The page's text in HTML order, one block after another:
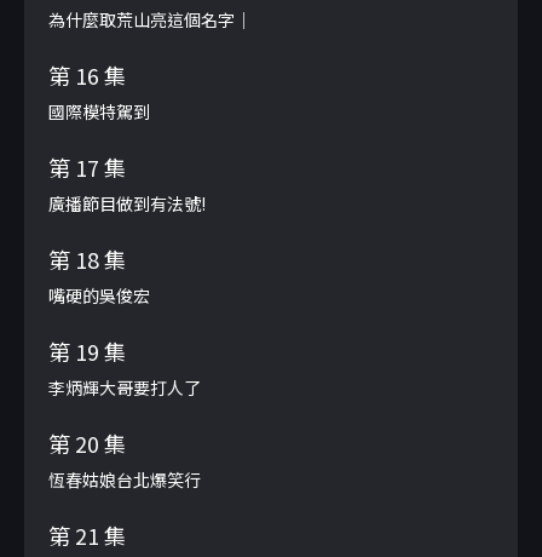
為什麼取荒山亮這個名字｜
第 16 集
國際模特駕到
第 17 集
廣播節目做到有法號!
第 18 集
嘴硬的吳俊宏
第 19 集
李炳輝大哥要打人了
第 20 集
恆春姑娘台北爆笑行
第 21 集